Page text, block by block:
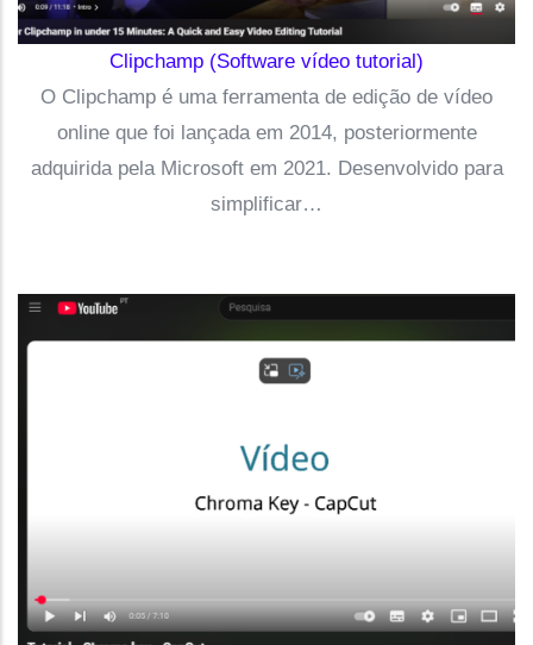
Clipchamp (Software vídeo tutorial)
O Clipchamp é uma ferramenta de edição de vídeo
online que foi lançada em 2014, posteriormente
adquirida pela Microsoft em 2021. Desenvolvido para
simplificar…